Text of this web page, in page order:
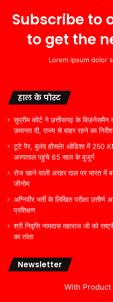
Subscribe to
to get the
Lorem ipsum dolor
हाल के पोस्ट
सुप्रीम कोर्ट ने छत्तीसगढ़ के
ज़मानत दी, राज्य से बाहर रहने का निर्देश
टूटे पैर, बुलंद हौसले! ओडिशा में 250
अस्पताल पहुंचे 65 साल के बुजुर्ग
रोज खाने वाली अरहर दाल पर भारत में
जीनोम
अग्निवीर भर्ती के लिखित परीक्षा उत्तीर्ण
प्रशिक्षण
श्री निवृत्ति नामदास महाराज जी को
का तांता
Newsletter
With Product